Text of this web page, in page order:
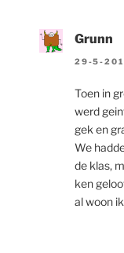
Grunn
29-5-
Toen in
werd
gek en
We
de klas,
ken
al woon